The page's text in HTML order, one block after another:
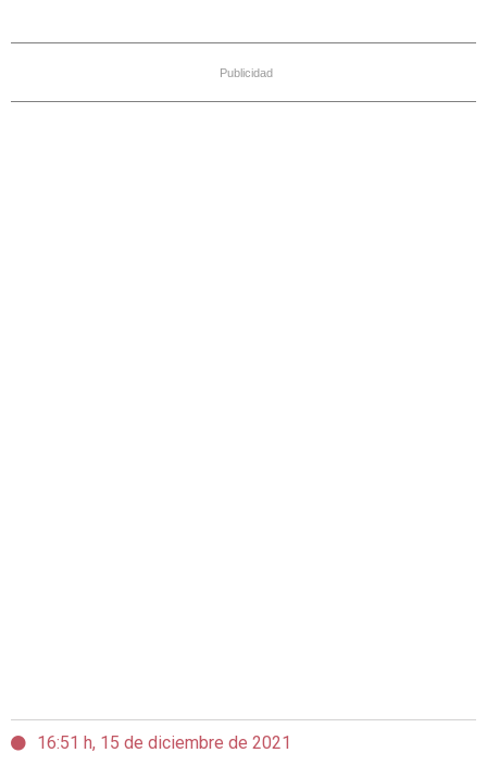
Publicidad
16:51 h, 15 de diciembre de 2021